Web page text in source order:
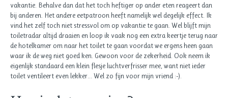
vakantie. Behalve dan dat het toch heftiger op ander eten reageert dan
bij anderen. Het andere eetpatroon heeft namelijk wel degelijk effect. Ik
vind het zelf toch niet stressvol om op vakantie te gaan. Wel blijft mijn
toiletradar altijd draaien en loop ik vaak nog een extra keertje terug naar
de hotelkamer om naar het toilet te gaan voordat we ergens heen gaan
waar ik de weg niet goed ken. Gewoon voor de zekerheid. Ook neem ik
eigenlijk standaard een klein flesje luchtverfrisser mee, want niet ieder
toilet ventileert even lekker… Wel zo fijn voor mijn vriend :-).